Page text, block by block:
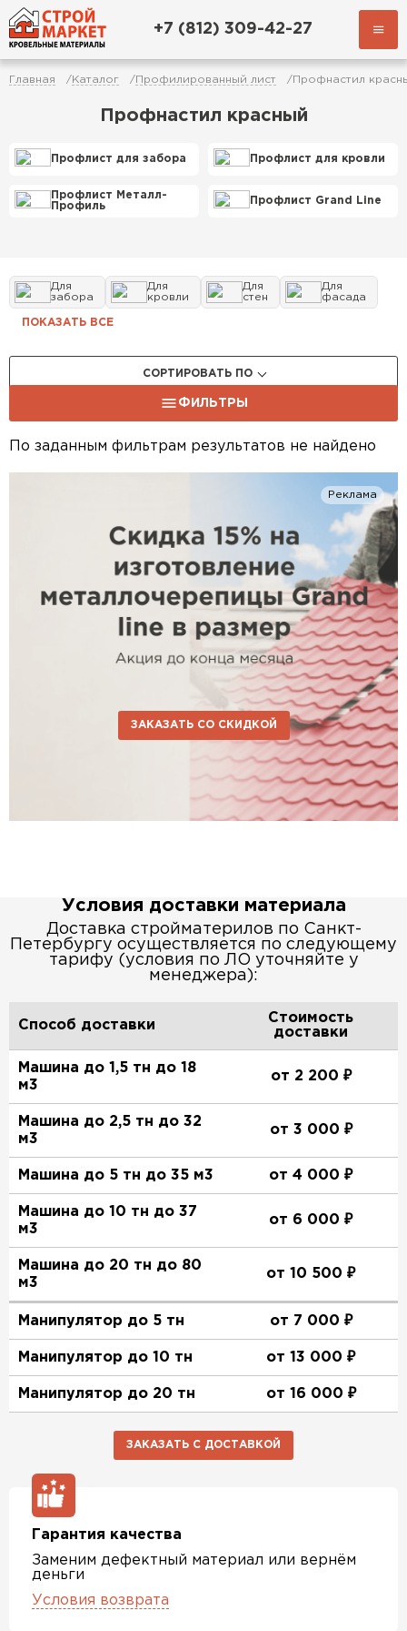
+7 (812) 309-42-27
Главная Каталог Профилированный лист Профнастил
Профнастил красный
Профлист для забора Профлист для кровли
Профлист Металл-
Профиль
Профлист Grand Line
Для
забора
Для
кровли
Для
стен
Для
фасада
ПОКАЗАТЬ ВСЕ
СОРТИРОВАТЬ ПО
ФИЛЬТРЫ
По заданным фильтрам результатов не найдено
Реклама
ЗАКАЗАТЬ СО СКИДКОЙ
Условия доставки материала
Доставка стройматерилов по Санкт-
Петербургу осуществляется по следующему
тарифу (условия по ЛО уточняйте у
менеджера):
Способ доставки
Стоимость
доставки
Машина до 1,5 тн до 18
м3
от 2 200 ₽
Машина до 2,5 тн до 32
м3
от 3 000 ₽
Машина до 5 тн до 35 м3 от 4 000 ₽
Машина до 10 тн до 37
м3
от 6 000 ₽
Машина до 20 тн до 80
м3
от 10 500 ₽
Манипулятор до 5 тн от 7 000 ₽
Манипулятор до 10 тн от 13 000 ₽
Манипулятор до 20 тн от 16 000 ₽
ЗАКАЗАТЬ С ДОСТАВКОЙ
Гарантия качества
Заменим дефектный материал или вернём
деньги
Условия возврата